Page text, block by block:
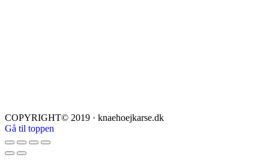
COPYRIGHT© 2019 · knaehoejkarse.dk
Gå til toppen